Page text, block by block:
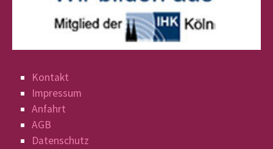
Kontakt
Impressum
Anfahrt
AGB
Datenschutz